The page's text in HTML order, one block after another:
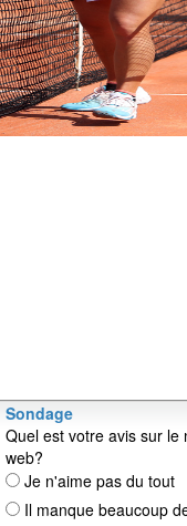
Sondage
Quel est votre avis sur le
web?
Je n'aime pas du tout
Il manque beaucoup